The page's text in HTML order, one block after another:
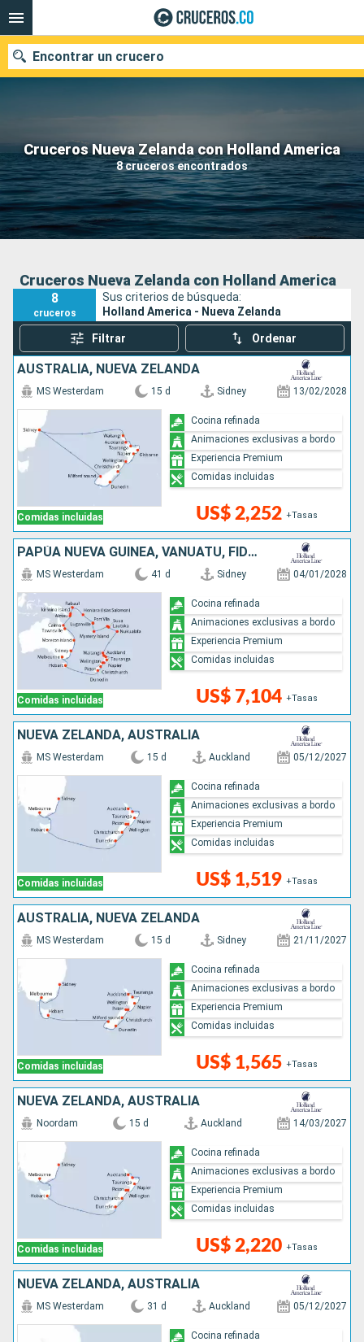
Cruceros Nueva Zelanda con Holland America
8 cruceros encontrados
Encontrar un crucero
Fecha de salida
Buscar
Cruceros Nueva Zelanda con Holland America
8
cruceros
Sus criterios de búsqueda:
Holland America - Nueva Zelanda
Filtrar Ordenar
AUSTRALIA, NUEVA ZELANDA
Comidas incluidas
MS Westerdam 15 d Sidney 13/02/2028
US$ 2,252 +Tasas
Cocina refinada
Animaciones exclusivas a bordo
Experiencia Premium
Comidas incluidas
PAPÚA NUEVA GUINEA, VANUATU, FIDJI (ISLAS), TONGA, NUEVA ZELANDA, AUSTRALIA
Comidas incluidas
MS Westerdam 41 d Sidney 04/01/2028
US$ 7,104 +Tasas
Cocina refinada
Animaciones exclusivas a bordo
Experiencia Premium
Comidas incluidas
NUEVA ZELANDA, AUSTRALIA
Comidas incluidas
MS Westerdam 15 d Auckland 05/12/2027
US$ 1,519 +Tasas
Cocina refinada
Animaciones exclusivas a bordo
Experiencia Premium
Comidas incluidas
AUSTRALIA, NUEVA ZELANDA
Comidas incluidas
MS Westerdam 15 d Sidney 21/11/2027
US$ 1,565 +Tasas
Cocina refinada
Animaciones exclusivas a bordo
Experiencia Premium
Comidas incluidas
NUEVA ZELANDA, AUSTRALIA
Comidas incluidas
Noordam 15 d Auckland 14/03/2027
US$ 2,220 +Tasas
Cocina refinada
Animaciones exclusivas a bordo
Experiencia Premium
Comidas incluidas
NUEVA ZELANDA, AUSTRALIA
MS Westerdam 31 d Auckland 05/12/2027
Cocina refinada